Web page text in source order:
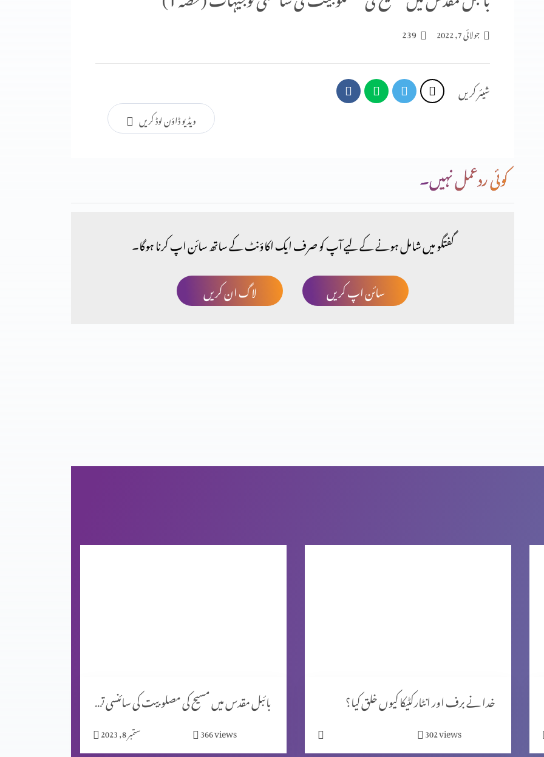
جولائی 7, 2022 239
شیئر کریں
ویڈیو ڈاؤن لوڈ کریں
کوئی ردعمل نہیں۔
گفتگو میں شامل ہونے کے لیے آپ کو صرف ایک اکاؤنٹ کے ساتھ سائن اپ کرنا ہوگا۔
لاگ ان کریں
سائن اپ کریں
بائبل مقدس میں مسیح کی مصلوبیت کی سائنسی توجیہات (حصہ 1)
ستمبر 8, 2023 366views
خدا نے برف اور انٹارکٹیکا کیوں خلق کیا؟
302views